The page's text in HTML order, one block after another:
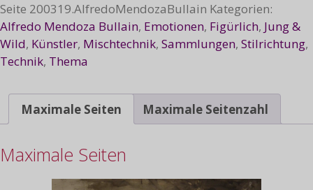
Seite 200319.AlfredoMendozaBullain Kategorien:
Alfredo Mendoza Bullain, Emotionen, Figürlich, Jung &
Wild, Künstler, Mischtechnik, Sammlungen, Stilrichtung,
Technik, Thema
Maximale Seiten Maximale Seitenzahl
Maximale Seiten